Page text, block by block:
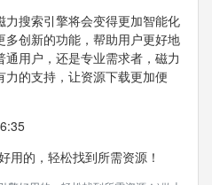
搜索引擎将会变得更加智能化
创新的功能，帮助用户更好地
用户，还是专业需求者，磁力
的支持，让资源下载更加便
用的，轻松找到所需资源！